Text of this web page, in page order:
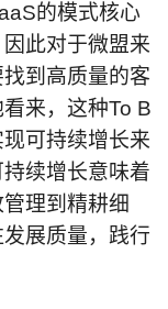
的模式核心
此对于微盟来
到高质量的客
来，这种To B
可持续增长来
续增长意味着
理到精耕细
展质量，践行